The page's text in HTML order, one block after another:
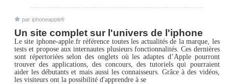
par iphoneapplefr
Un site complet sur l'univers de l'iphone
Le site iphone-apple.fr référence toutes les actualités de la marque, les
tests et propose aux internautes plusieurs fonctionnalités. Ces dernières
sont répertoriées selon des onglets où les adaptes d’Apple pourront
trouver des applications, des concours, des tutoriels qui pourraient
aider les débutants et mais aussi les connaisseurs. Grâce à des vidéos,
les visiteurs ont la possibilité d'apprendre à se